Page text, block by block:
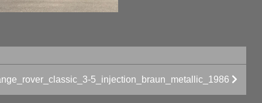
5_injection_braun_metallic_1986